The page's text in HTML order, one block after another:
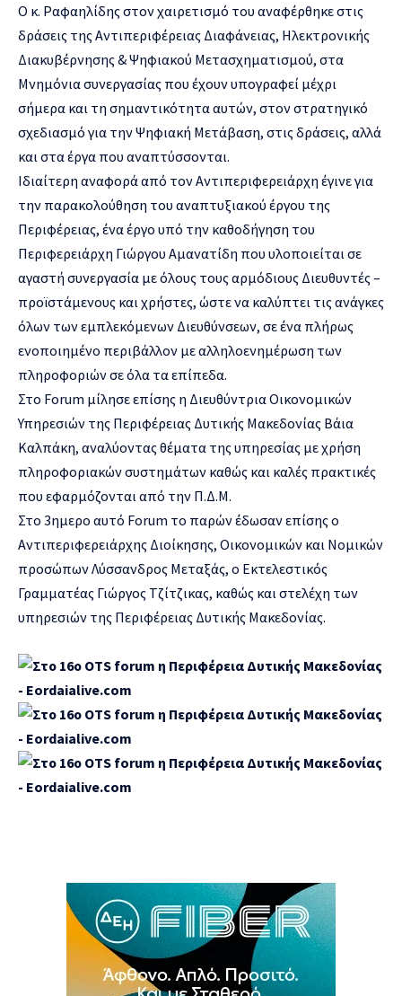
Ο κ. Ραφαηλίδης στον χαιρετισμό του αναφέρθηκε στις
δράσεις της Αντιπεριφέρειας Διαφάνειας, Ηλεκτρονικής
Διακυβέρνησης & Ψηφιακού Μετασχηματισμού, στα
Μνημόνια συνεργασίας που έχουν υπογραφεί μέχρι
σήμερα και τη σημαντικότητα αυτών, στον στρατηγικό
σχεδιασμό για την Ψηφιακή Μετάβαση, στις δράσεις, αλλά
και στα έργα που αναπτύσσονται.
Ιδιαίτερη αναφορά από τον Αντιπεριφερειάρχη έγινε για
την παρακολούθηση του αναπτυξιακού έργου της
Περιφέρειας, ένα έργο υπό την καθοδήγηση του
Περιφερειάρχη Γιώργου Αμανατίδη που υλοποιείται σε
αγαστή συνεργασία με όλους τους αρμόδιους Διευθυντές –
προϊστάμενους και χρήστες, ώστε να καλύπτει τις ανάγκες
όλων των εμπλεκόμενων Διευθύνσεων, σε ένα πλήρως
ενοποιημένο περιβάλλον με αλληλοενημέρωση των
πληροφοριών σε όλα τα επίπεδα.
Στο Forum μίλησε επίσης η Διευθύντρια Οικονομικών
Υπηρεσιών της Περιφέρειας Δυτικής Μακεδονίας Βάια
Καλπάκη, αναλύοντας θέματα της υπηρεσίας με χρήση
πληροφοριακών συστημάτων καθώς και καλές πρακτικές
που εφαρμόζονται από την Π.Δ.Μ.
Στο 3ημερο αυτό Forum το παρών έδωσαν επίσης ο
Αντιπεριφερειάρχης Διοίκησης, Οικονομικών και Νομικών
προσώπων Λύσσανδρος Μεταξάς, ο Εκτελεστικός
Γραμματέας Γιώργος Τζίτζικας, καθώς και στελέχη των
υπηρεσιών της Περιφέρειας Δυτικής Μακεδονίας.